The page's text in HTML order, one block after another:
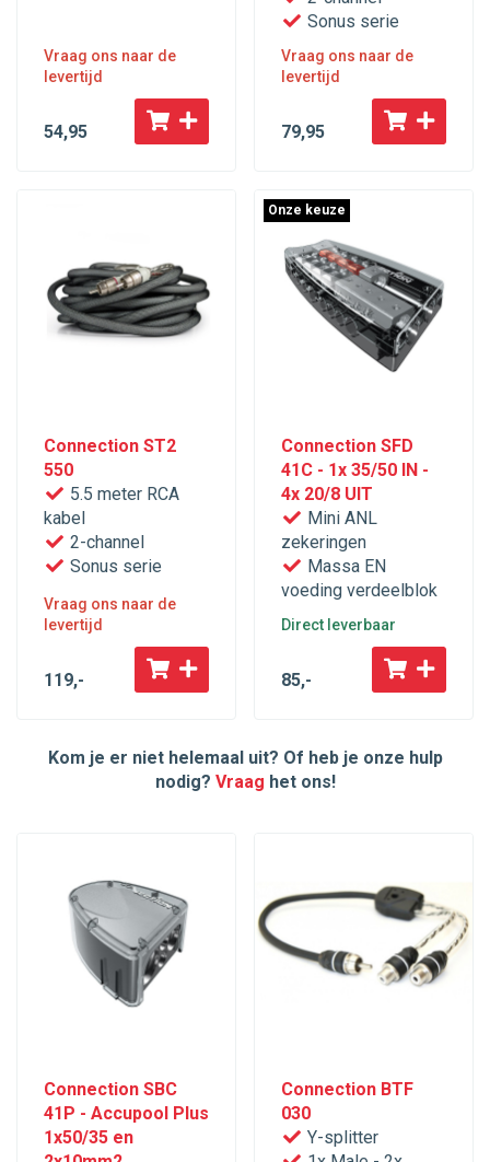
Vraag ons naar de
levertijd
54,95
Sonus serie
Vraag ons naar de
levertijd
79,95
Connection ST2
550
5.5 meter RCA
kabel
2-channel
Sonus serie
Vraag ons naar de
levertijd
119,-
Onze keuze
Connection SFD
41C - 1x 35/50 IN -
4x 20/8 UIT
Mini ANL
zekeringen
Massa EN
voeding verdeelblok
Direct leverbaar
85,-
Kom je er niet helemaal uit? Of heb je onze hulp
nodig? Vraag het ons!
Connection SBC
41P - Accupool Plus
1x50/35 en
Connection BTF
030
Y-splitter